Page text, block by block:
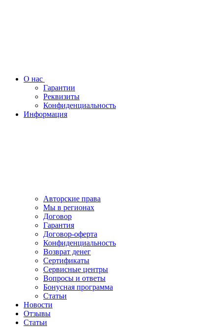
О нас
Гарантии
Реквизиты
Конфиденциальность
Информация
Авторские права
Мы в регионах
Договор
Гарантия
Договор-оферта
Конфиденциальность
Возврат денег
Сертификаты
Сервисные центры
Вопросы и ответы
Бонусная программа
Статьи
Новости
Отзывы
Статьи